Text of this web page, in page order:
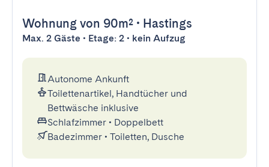
Wohnung von 90m² • Hastings
Max. 2 Gäste • Etage: 2 • kein Aufzug
Autonome Ankunft
Toilettenartikel, Handtücher und
Bettwäsche inklusive
Schlafzimmer • Doppelbett
Badezimmer • Toiletten, Dusche